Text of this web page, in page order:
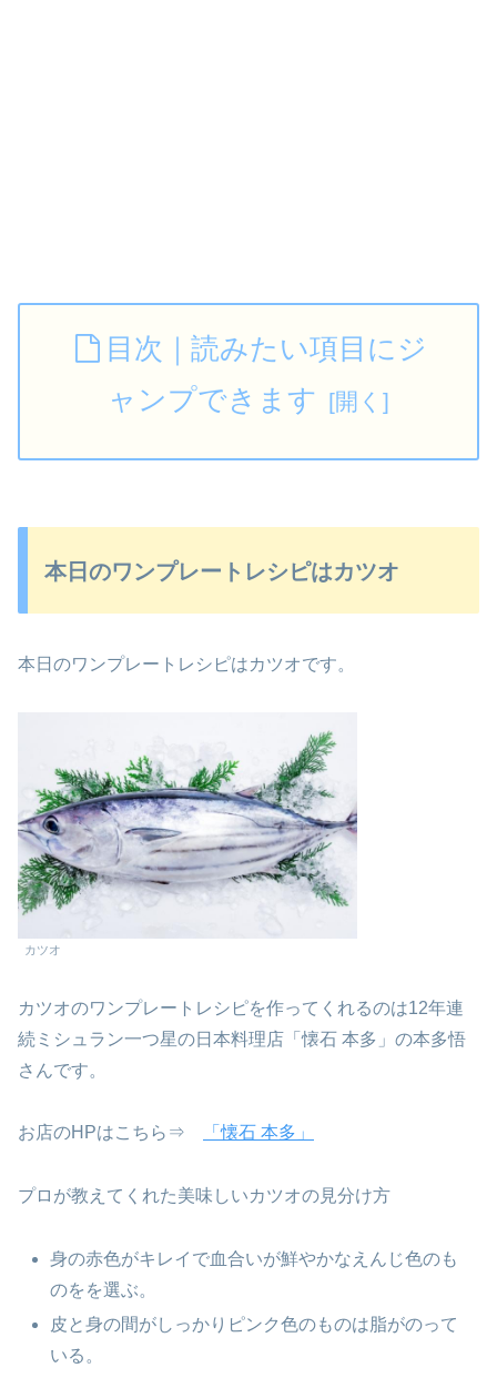
目次｜読みたい項目にジ
ャンプできます
本日のワンプレートレシピはカツオ
本日のワンプレートレシピはカツオです。
カツオ
カツオのワンプレートレシピを作ってくれるのは12年連
続ミシュラン一つ星の日本料理店「懐石 本多」の本多悟
さんです。
お店のHPはこちら⇒ 「懐石 本多」
プロが教えてくれた美味しいカツオの見分け方
身の赤色がキレイで血合いが鮮やかなえんじ色のも
のをを選ぶ。
皮と身の間がしっかりピンク色のものは脂がのって
いる。